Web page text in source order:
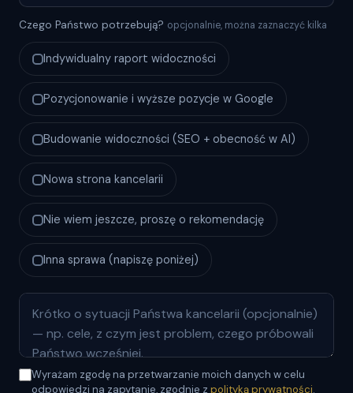
Czego Państwo potrzebują? opcjonalnie, można zaznaczyć kilka
Indywidualny raport widoczności
Pozycjonowanie i wyższe pozycje w Google
Budowanie widoczności (SEO + obecność w AI)
Nowa strona kancelarii
Nie wiem jeszcze, proszę o rekomendację
Inna sprawa (napiszę poniżej)
Wyrażam zgodę na przetwarzanie moich danych w celu
odpowiedzi na zapytanie, zgodnie z polityką prywatności.